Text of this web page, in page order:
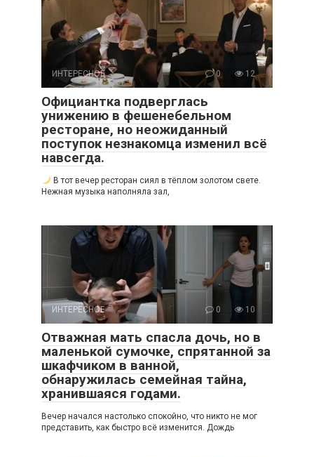
ИНТЕРЕСНОЕ 0 12
Официантка подверглась
унижению в фешенебельном
ресторане, но неожиданный
поступок незнакомца изменил всё
навсегда.
В тот вечер ресторан сиял в тёплом золотом свете.
Нежная музыка наполняла зал,
ИНТЕРЕСНОЕ 0 10
Отважная мать спасла дочь, но в
маленькой сумочке, спрятанной за
шкафчиком в ванной,
обнаружилась семейная тайна,
хранившаяся годами.
Вечер начался настолько спокойно, что никто не мог
представить, как быстро всё изменится. Дождь